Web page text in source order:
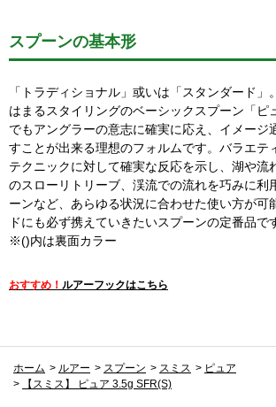
スプーンの基本形
「トラディショナル」或いは「スタンダード」
はまるスタイリングのベーシックスプーン「ピ
でもアングラーの意志に確実に応え、イメージ
すことが出来る理想のフォルムです。バラエテ
テクニックに対して確実な反応を示し、湖や流
のスローリトリーブ、渓流での流れを巧みに利
ーンなど、あらゆる状況に合わせた使い方が可
ドにも必ず携えていきたいスプーンの定番品で
※()内は裏面カラー
おすすめ！ ルアーフックはこちら
ホーム > ルアー > スプーン > スミス > ピュア
>
【スミス】 ピュア 3.5g SFR(S)